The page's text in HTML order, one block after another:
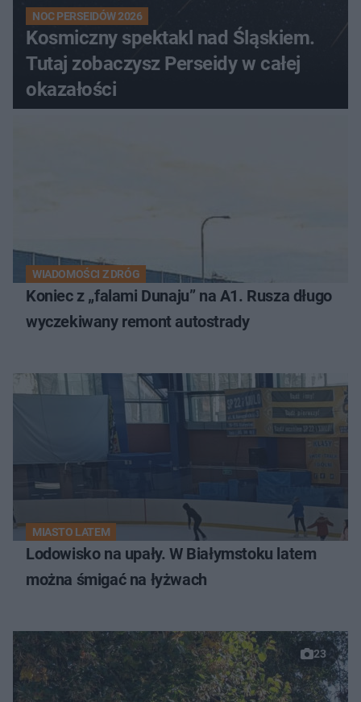
NOC PERSEIDÓW 2026
Kosmiczny spektakl nad Śląskiem.
Tutaj zobaczysz Perseidy w całej
okazałości
WIADOMOŚCI Z DRÓG
Koniec z „falami Dunaju” na A1. Rusza długo
wyczekiwany remont autostrady
MIASTO LATEM
Lodowisko na upały. W Białymstoku latem
można śmigać na łyżwach
23